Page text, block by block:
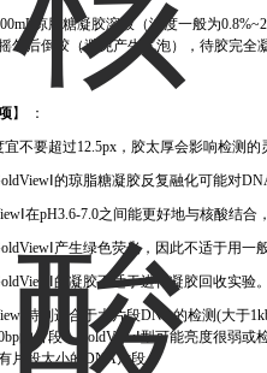
琼脂糖凝胶溶液（浓度一般为
匀后倒胶（避免产生气泡），待胶完全
】 ：
宜不要超过12.5px ，胶太厚会影响检测的
Ⅰ的琼脂糖凝胶反复融化可能对
Ⅰ在pH3.6-7.0之间能更好地与核酸结合
Ⅰ产生绿色荧光，因此不适于用一
Ⅰ的凝胶不适于进行凝胶回收实验
Ⅰ特别适合于大片段DNA的检测(大于
的片段， GoldViewⅠ型可能亮度很弱或
片段大小的
DNA片段。